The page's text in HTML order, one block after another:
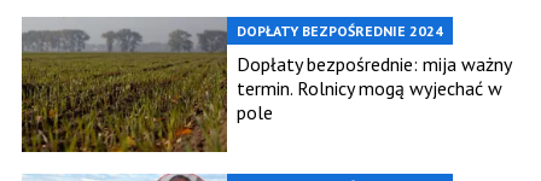
DOPŁATY BEZPOŚREDNIE 2024
Dopłaty bezpośrednie: mija ważny
termin. Rolnicy mogą wyjechać w
pole